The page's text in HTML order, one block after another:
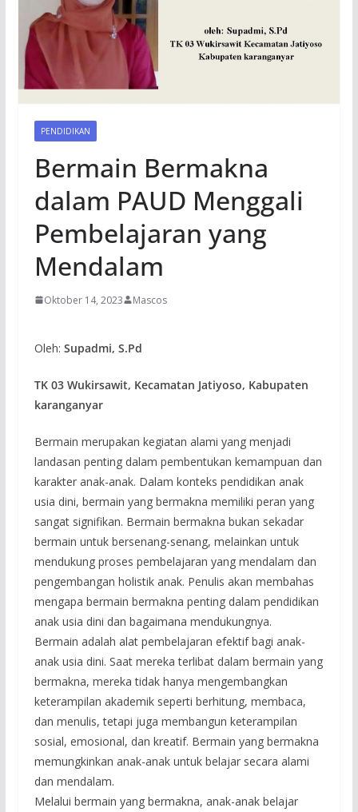
PENDIDIKAN
Bermain Bermakna
dalam PAUD Menggali
Pembelajaran yang
Mendalam
Oktober 14, 2023 Mascos
Oleh: Supadmi, S.Pd
TK 03 Wukirsawit, Kecamatan Jatiyoso, Kabupaten
karanganyar
Bermain merupakan kegiatan alami yang menjadi
landasan penting dalam pembentukan kemampuan dan
karakter anak-anak. Dalam konteks pendidikan anak
usia dini, bermain yang bermakna memiliki peran yang
sangat signifikan. Bermain bermakna bukan sekadar
bermain untuk bersenang-senang, melainkan untuk
mendukung proses pembelajaran yang mendalam dan
pengembangan holistik anak. Penulis akan membahas
mengapa bermain bermakna penting dalam pendidikan
anak usia dini dan bagaimana mendukungnya.
Bermain adalah alat pembelajaran efektif bagi anak-
anak usia dini. Saat mereka terlibat dalam bermain yang
bermakna, mereka tidak hanya mengembangkan
keterampilan akademik seperti berhitung, membaca,
dan menulis, tetapi juga membangun keterampilan
sosial, emosional, dan kreatif. Bermain yang bermakna
memungkinkan anak-anak untuk belajar secara alami
dan mendalam.
Melalui bermain yang bermakna, anak-anak belajar